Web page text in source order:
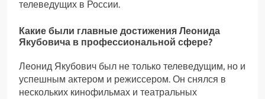
телеведущих в России.
Какие были главные достижения Леонида
Якубовича в профессиональной сфере?
Леонид Якубович был не только телеведущим, но и
успешным актером и режиссером. Он снялся в
нескольких кинофильмах и театральных